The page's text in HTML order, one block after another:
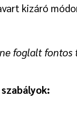
kizáró
foglalt fontos